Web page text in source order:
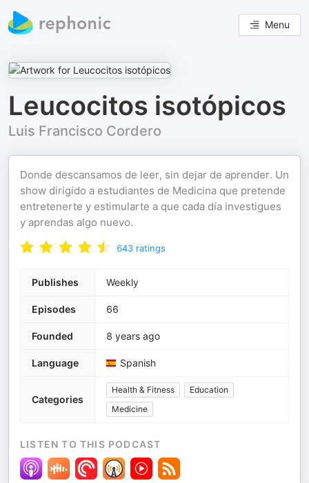
Menu
Leucocitos isotópicos
Luis Francisco Cordero
Donde descansamos de leer, sin dejar de aprender. Un
show dirigido a estudiantes de Medicina que pretende
entretenerte y estimularte a que cada día investigues
y aprendas algo nuevo.
643 ratings
Publishes Weekly
Episodes 66
Founded 8 years ago
Language Spanish
Categories
Health & Fitness
Education
Medicine
LISTEN TO THIS PODCAST